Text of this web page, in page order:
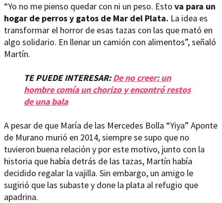
“Yo no me pienso quedar con ni un peso. Esto va para un
hogar de perros y gatos de Mar del Plata. La idea es
transformar el horror de esas tazas con las que mató en
algo solidario. En llenar un camión con alimentos”, señaló
Martín.
TE PUEDE INTERESAR:De no creer: un
hombre comía un chorizo y encontró restos
de una bala
A pesar de que María de las Mercedes Bolla “Yiya” Aponte
de Murano murió en 2014, siempre se supo que no
tuvieron buena relación y por este motivo, junto con la
historia que había detrás de las tazas, Martín había
decidido regalar la vajilla. Sin embargo, un amigo le
sugirió que las subaste y done la plata al refugio que
apadrina.